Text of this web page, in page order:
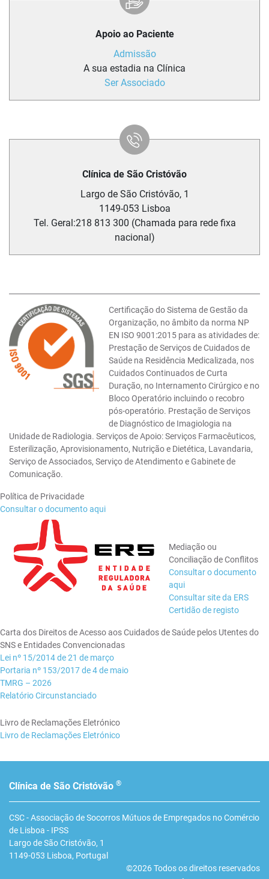
Apoio ao Paciente
Admissão
A sua estadia na Clínica
Ser Associado
Clínica de São Cristóvão
Largo de São Cristóvão, 1
1149-053 Lisboa
Tel. Geral:218 813 300 (Chamada para rede fixa
nacional)
Certificação do Sistema de Gestão da
Organização, no âmbito da norma NP
EN ISO 9001:2015 para as atividades de:
Prestação de Serviços de Cuidados de
Saúde na Residência Medicalizada, nos
Cuidados Continuados de Curta
Duração, no Internamento Cirúrgico e no
Bloco Operatório incluindo o recobro
pós-operatório. Prestação de Serviços
de Diagnóstico de Imagiologia na
Unidade de Radiologia. Serviços de Apoio: Serviços Farmacêuticos,
Esterilização, Aprovisionamento, Nutrição e Dietética, Lavandaria,
Serviço de Associados, Serviço de Atendimento e Gabinete de
Comunicação.
Política de Privacidade
Consultar o documento aqui
Mediação ou
Conciliação de Conflitos
Consultar o documento
aqui
Consultar site da ERS
Certidão de registo
Carta dos Direitos de Acesso aos Cuidados de Saúde pelos Utentes do
SNS e Entidades Convencionadas
Lei nº 15/2014 de 21 de março
Portaria nº 153/2017 de 4 de maio
TMRG – 2026
Relatório Circunstanciado
Livro de Reclamações Eletrónico
Livro de Reclamações Eletrónico
Clínica de São Cristóvão ®
CSC - Associação de Socorros Mútuos de Empregados no Comércio
de Lisboa - IPSS
Largo de São Cristóvão, 1
1149-053 Lisboa, Portugal
©2026 Todos os direitos reservados